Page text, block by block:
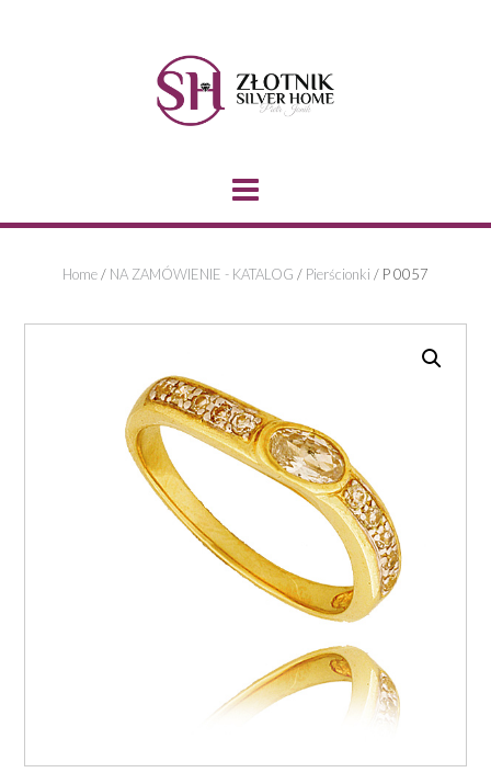
Home/ NA ZAMÓWIENIE - KATALOG / Pierścionki / P 0057